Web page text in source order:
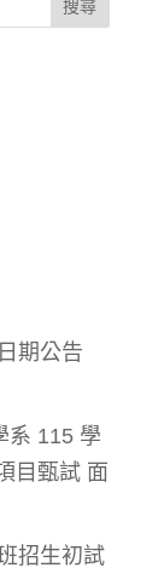
期公告
系 115 學
目甄試 面
招生初試